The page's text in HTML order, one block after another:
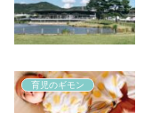
育児のギモン